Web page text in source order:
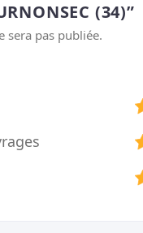
(34)”
sera pas publiée.